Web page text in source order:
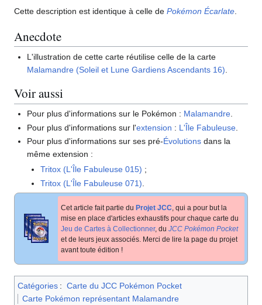
Cette description est identique à celle de Pokémon Écarlate.
Anecdote
L'illustration de cette carte réutilise celle de la carte
Malamandre (Soleil et Lune Gardiens Ascendants 16)
Voir aussi
Pour plus d'informations sur le Pokémon : Malamandre.
Pour plus d'informations sur l'extension : L'Île Fabuleuse
Pour plus d'informations sur ses pré-Évolutions dans la
même extension :
Tritox (L'Île Fabuleuse 015) ;
Tritox (L'Île Fabuleuse 071)
Cet article fait partie du Projet JCC , qui a pour but la
mise en place d'articles exhaustifs pour chaque carte du
Jeu de Cartes à Collectionner, du JCC Pokémon Pocket
et de leurs jeux associés. Merci de lire la page du projet
avant toute édition !
Catégories : Carte du JCC Pokémon Pocket
Carte Pokémon représentant Malamandre